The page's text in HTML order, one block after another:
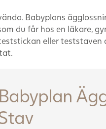
Babyplans
du får hos en läkare,
eller teststaven
Babyplan